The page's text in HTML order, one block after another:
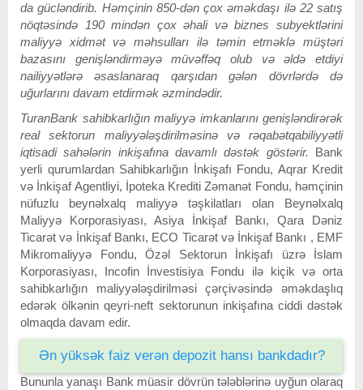
da gücləndirib. Həmçinin 850-dən çox əməkdaşı ilə 22 satış
nöqtəsində 190 mindən çox əhali və biznes subyektlərini
maliyyə xidmət və məhsulları ilə təmin etməklə müştəri
bazasını genişləndirməyə müvəffəq olub və əldə etdiyi
nailiyyətlərə əsaslanaraq qarşıdan gələn dövrlərdə də
uğurlarını davam etdirmək əzmindədir.
TuranBank sahibkarlığın maliyyə imkanlarını genişləndirərək
real sektorun maliyyələşdirilməsinə və rəqabətqabiliyyətli
iqtisadi sahələrin inkişafına davamlı dəstək göstərir. Bank
yerli qurumlardan Sahibkarlığın İnkişafı Fondu, Aqrar Kredit
və İnkişaf Agentliyi, İpoteka Krediti Zəmanət Fondu, həmçinin
nüfuzlu beynəlxalq maliyyə təşkilatları olan Beynəlxalq
Maliyyə Korporasiyası, Asiya İnkişaf Bankı, Qara Dəniz
Ticarət və İnkişaf Bankı, ECO Ticarət və İnkişaf Bankı , EMF
Mikromaliyyə Fondu, Özəl Sektorun İnkişafı üzrə İslam
Korporasiyası, Incofin İnvestisiya Fondu ilə kiçik və orta
sahibkarlığın maliyyələşdirilməsi çərçivəsində əməkdaşlıq
edərək ölkənin qeyri-neft sektorunun inkişafına ciddi dəstək
olmaqda davam edir.
Ən yüksək faiz verən depozit hansı bankdadır?
Bununla yanaşı Bank müasir dövrün tələblərinə uyğun olaraq